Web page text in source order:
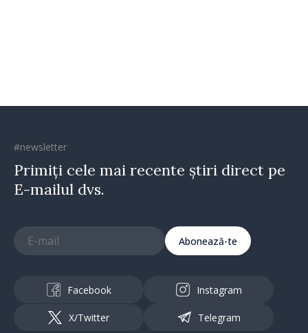
#newsletter
Primiți cele mai recente știri direct pe
E-mailul dvs.
Abonează-te
Facebook Instagram
X/Twitter Telegram